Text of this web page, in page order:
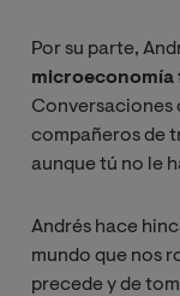
Por su parte,
microeconomía
Conversaciones
compañeros de
aunque tú no le
Andrés hace
mundo que nos
precede y de